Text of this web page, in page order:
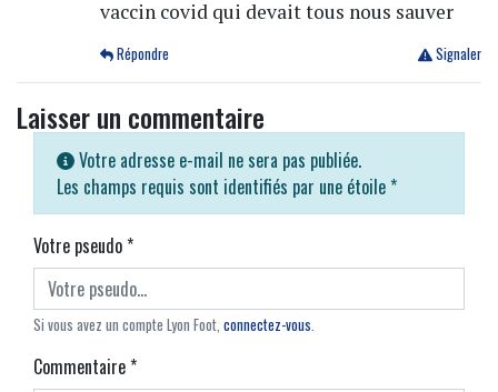
vaccin covid qui devait tous nous sauver
Signaler
Répondre
Laisser un commentaire
Votre adresse e-mail ne sera pas publiée.
Les champs requis sont identifiés par une étoile *
Votre pseudo*
Si vous avez un compte Lyon Foot, connectez-vous.
Commentaire*